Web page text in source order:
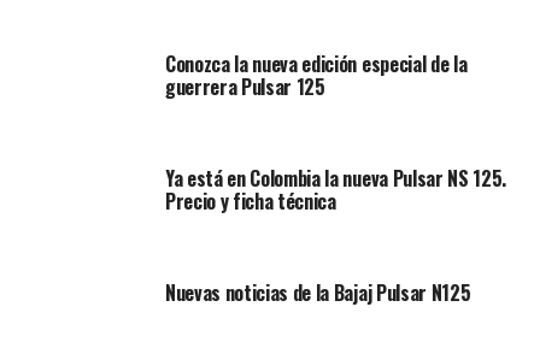
Conozca la nueva edición especial de la
guerrera Pulsar 125
Ya está en Colombia la nueva Pulsar NS 125.
Precio y ficha técnica
Nuevas noticias de la Bajaj Pulsar N125